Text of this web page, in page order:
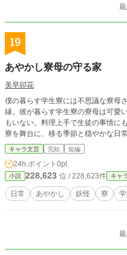
19
あやかし寮母の守る家
美早卯花
僕の暮らす学生寮には不思議な寮
縁。彼が暮らす学生寮の寮母は可愛
もいない。料理上手で生徒の事情に
寮を舞台に、移る季節と穏やかな日
キャラ文芸 完結 短編
24h.ポイント 0pt
小説 228,623 位 / 228,623件 キャ
日常 あやかし 妖怪 寮